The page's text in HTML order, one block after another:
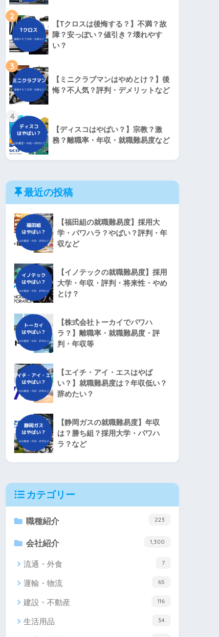
2
【Tクロスは後悔する？】不満？故
障？安っぽい？値引き？壊れやす
い？
3
【ミニクラブマンはやめとけ？】後
悔？不人気？評判・デメリットなど
4
【ディスコはやばい？】宗教？激
務？離職率・年収・就職難易度など
最近の投稿
【福田組の就職難易度】採用大
学・パワハラ？やばい？評判・年
収など
【イノテックの就職難易度】採用
大学・年収・評判・将来性・やめ
とけ？
【株式会社トーカイでパワハ
ラ？】離職率・就職難易度・評
判・年収等
【エイチ・アイ・エスはやば
い？】就職難易度は？年収低い？
辞めたい？
【静岡ガスの就職難易度】年収
は？勝ち組？採用大学・パワハ
ラ？など
カテゴリー
職種紹介 223
会社紹介 1,300
流通・外食 7
運輸・物流 65
建設・不動産 116
生活用品 34